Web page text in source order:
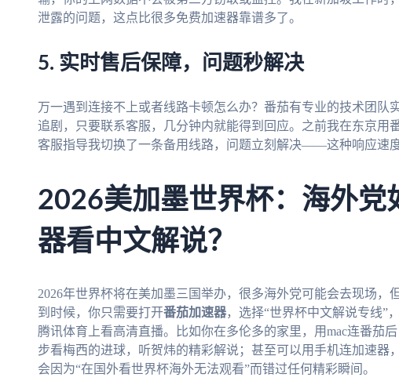
泄露的问题，这点比很多免费加速器靠谱多了。
5. 实时售后保障，问题秒解决
万一遇到连接不上或者线路卡顿怎么办？番茄有专业的技术团队
追剧，只要联系客服，几分钟内就能得到回应。之前我在东京用
客服指导我切换了一条备用线路，问题立刻解决——这种响应速
2026美加墨世界杯：海外党
器看中文解说？
2026年世界杯将在美加墨三国举办，很多海外党可能会去现场，
到时候，你只需要打开番茄加速器，选择“世界杯中文解说专线”
腾讯体育上看高清直播。比如你在多伦多的家里，用mac连番茄
步看梅西的进球，听贺炜的精彩解说；甚至可以用手机连加速器
会因为“在国外看世界杯海外无法观看”而错过任何精彩瞬间。